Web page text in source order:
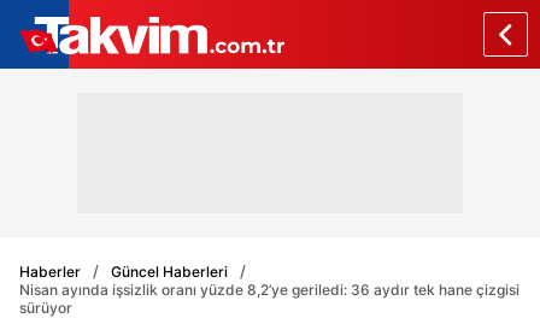
Haberler
Güncel Haberleri
Nisan ayında işsizlik oranı yüzde 8,2’ye geriledi: 36 aydır tek hane çizgisi
sürüyor